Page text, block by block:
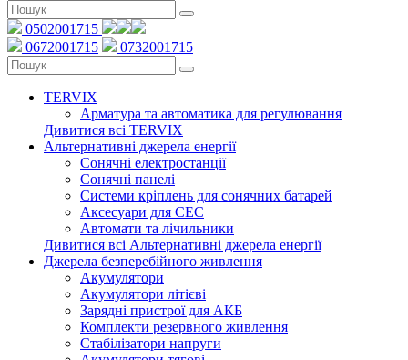
0502001715
0672001715
0732001715
TERVIX
Арматура та автоматика для регулювання
Дивитися всі TERVIX
Альтернативні джерела енергії
Сонячні електростанції
Сонячні панелі
Системи кріплень для сонячних батарей
Аксесуари для СЕС
Автомати та лічильники
Дивитися всі Альтернативні джерела енергії
Джерела безперебійного живлення
Акумулятори
Акумулятори літієві
Зарядні пристрої для АКБ
Комплекти резервного живлення
Стабілізатори напруги